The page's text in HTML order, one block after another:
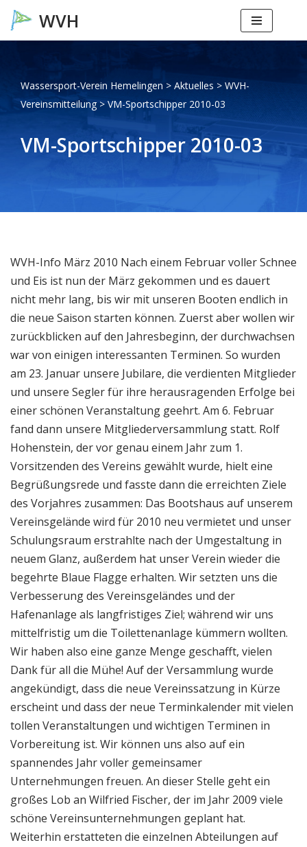
Zum
springen
Wassersport-Verein Hemelingen > Aktuelles > WVH-
Vereinsmitteilung> VM-Sportschipper 2010-03
VM-Sportschipper 2010-03
WVH-Info März 2010 Nach einem Februar voller Schnee
und Eis ist nun der März gekommen und es dauert
nicht mehr lang, bis wir mit unseren Booten endlich in
die neue Saison starten können. Zuerst aber wollen wir
zurückblicken auf den Jahresbeginn, der durchwachsen
war von einigen interessanten Terminen. So wurden
am 23. Januar unsere Jubilare, die verdienten Mitglieder
und unsere Segler für ihre herausragenden Erfolge bei
einer schönen Veranstaltung geehrt. Am 6. Februar
fand dann unsere Mitgliederversammlung statt. Rolf
Hohenstein, der vor genau einem Jahr zum 1.
Vorsitzenden des Vereins gewählt wurde, hielt eine
Begrüßungsrede und fasste dann die erreichten Ziele
des Vorjahres zusammen: Das Bootshaus auf unserem
Vereinsgelände wird für 2010 neu vermietet und unser
Schulungsraum erstrahlte nach der Umgestaltung in
neuem Glanz, außerdem hat unser Verein wieder die
begehrte Blaue Flagge erhalten. Wir setzten uns die
Verbesserung des Vereinsgeländes und der
Hafenanlage als langfristiges Ziel; während wir uns
mittelfristig um die Toilettenanlage kümmern wollten.
Wir haben also eine ganze Menge geschafft, vielen
Dank für all die Mühe! Auf der Versammlung wurde
angekündigt, dass die neue Vereinssatzung in Kürze
erscheint und dass der neue Terminkalender mit vielen
tollen Veranstaltungen und wichtigen Terminen in
Vorbereitung ist. Wir können uns also auf ein
spannendes Jahr voller gemeinsamer
Unternehmungen freuen. An dieser Stelle geht ein
großes Lob an Wilfried Fischer, der im Jahr 2009 viele
schöne Vereinsunternehmungen geplant hat.
Weiterhin erstatteten die einzelnen Abteilungen auf